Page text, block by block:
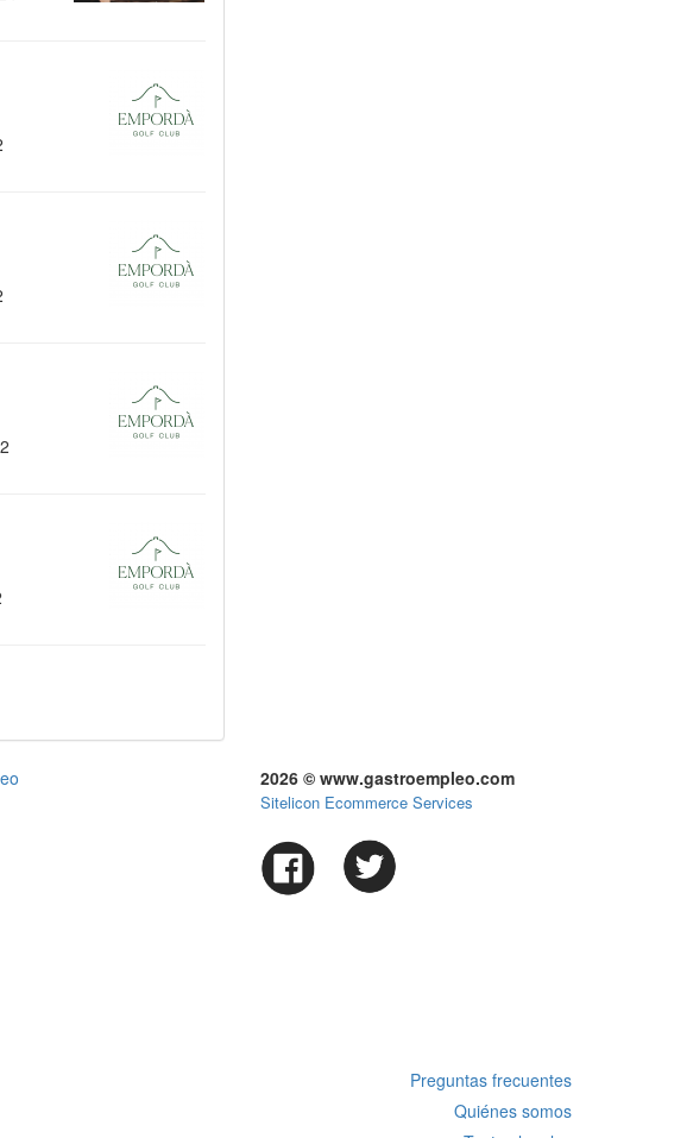
2026 © www.gastroempleo.com
Sitelicon Ecommerce Services
Preguntas frecuentes
Quiénes somos